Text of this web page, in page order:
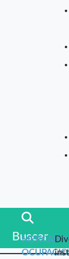
Buscar
MERCADO